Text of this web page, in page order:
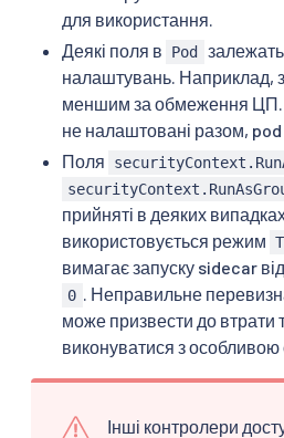
для використання.
Деякі поля в
Pod
налаштувань. Наприклад,
меншим за обмеження
не налаштовані разом,
Поля
прийняті в деяких
використовується режим
вимагає запуску sidecar
0 . Неправильне
може призвести до втрати
виконуватися з
Інші контролери